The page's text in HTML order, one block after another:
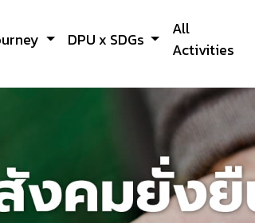
DPU x SDGs
All
Activities